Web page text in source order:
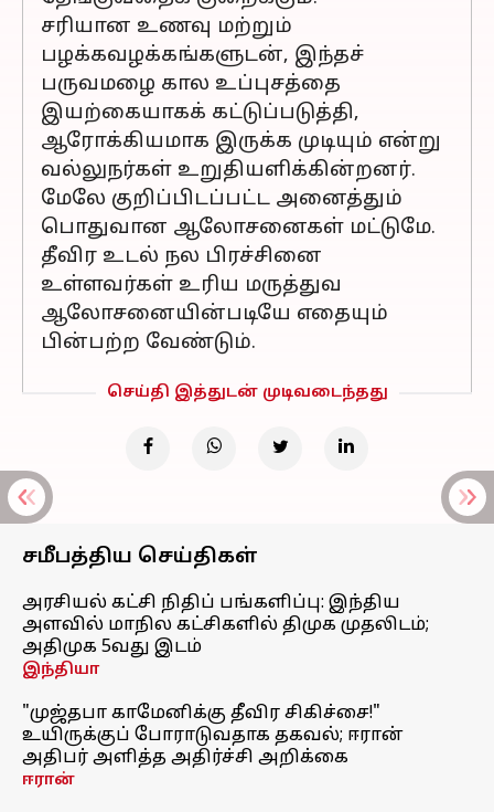
சரியான உணவு மற்றும்
பழக்கவழக்கங்களுடன், இந்தச்
பருவமழை கால உப்புசத்தை
இயற்கையாகக் கட்டுப்படுத்தி,
ஆரோக்கியமாக இருக்க முடியும் என்று
வல்லுநர்கள் உறுதியளிக்கின்றனர்.
மேலே குறிப்பிடப்பட்ட அனைத்தும்
பொதுவான ஆலோசனைகள் மட்டுமே.
தீவிர உடல் நல பிரச்சினை
உள்ளவர்கள் உரிய மருத்துவ
ஆலோசனையின்படியே எதையும்
பின்பற்ற வேண்டும்.
செய்தி இத்துடன் முடிவடைந்தது
சமீபத்திய செய்திகள்
அரசியல் கட்சி நிதிப் பங்களிப்பு: இந்திய
அளவில் மாநில கட்சிகளில் திமுக முதலிடம்;
அதிமுக 5வது இடம்
இந்தியா
"முஜ்தபா காமேனிக்கு தீவிர சிகிச்சை!"
உயிருக்குப் போராடுவதாக தகவல்; ஈரான்
அதிபர் அளித்த அதிர்ச்சி அறிக்கை
ஈரான்